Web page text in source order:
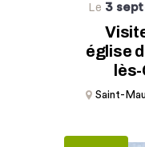
Le 3
église
Saint-